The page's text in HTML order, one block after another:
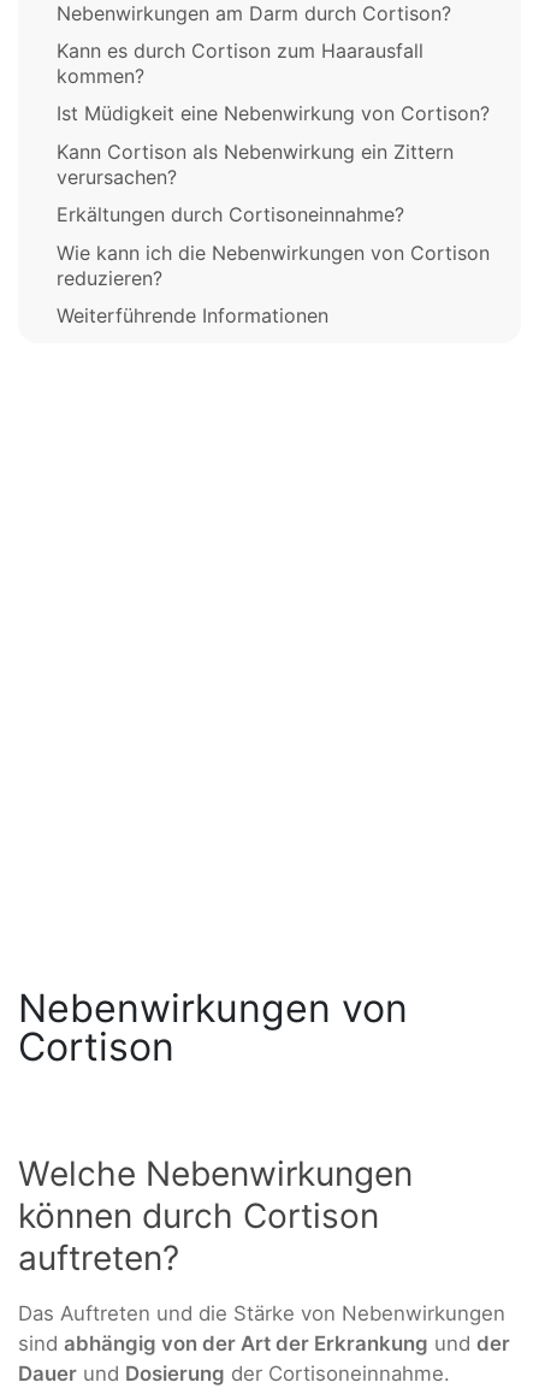
Nebenwirkungen am Darm durch Cortison?
Kann es durch Cortison zum Haarausfall
kommen?
Ist Müdigkeit eine Nebenwirkung von Cortison?
Kann Cortison als Nebenwirkung ein Zittern
verursachen?
Erkältungen durch Cortisoneinnahme?
Wie kann ich die Nebenwirkungen von Cortison
reduzieren?
Weiterführende Informationen
Nebenwirkungen von
Cortison
Welche Nebenwirkungen
können durch Cortison
auftreten?
Das Auftreten und die Stärke von Nebenwirkungen
sind abhängig von der Art der Erkrankung und der
Dauer und Dosierung der Cortisoneinnahme.